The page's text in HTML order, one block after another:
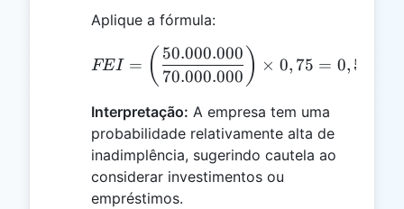
Aplique a fórmula:
FEI =
FEI = ( 70.000.000
50.000.000 ) × 0, 75 = 0, 5357
Interpretação: A empresa tem uma
probabilidade relativamente alta de
inadimplência, sugerindo cautela ao
considerar investimentos ou
empréstimos.